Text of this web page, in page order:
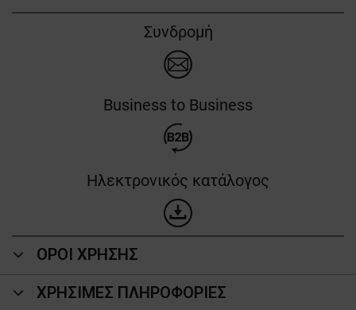
Συνδρομή
Business to Business
Ηλεκτρονικός κατάλογος
ΟΡΟΙ ΧΡΗΣΗΣ
ΧΡΗΣΙΜΕΣ ΠΛΗΡΟΦΟΡΙΕΣ